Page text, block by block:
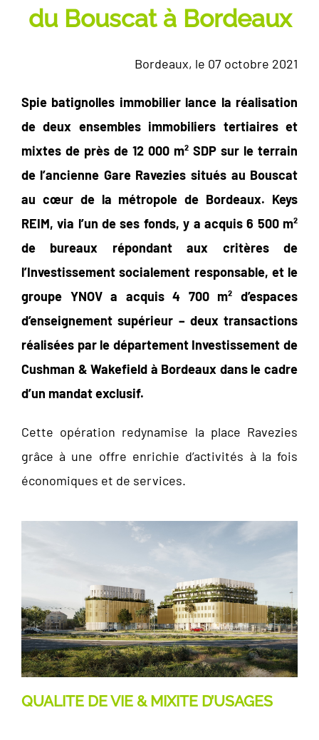
du Bouscat à Bordeaux
Bordeaux, le 07 octobre 2021
Spie batignolles immobilier lance la réalisation
de deux ensembles immobiliers tertiaires et
mixtes de près de 12 000 m² SDP sur le terrain
de l’ancienne Gare Ravezies situés au Bouscat
au cœur de la métropole de Bordeaux. Keys
REIM, via l’un de ses fonds, y a acquis 6 500 m²
de bureaux répondant aux critères de
l’Investissement socialement responsable, et le
groupe YNOV a acquis 4 700 m² d’espaces
d’enseignement supérieur – deux transactions
réalisées par le département Investissement de
Cushman & Wakefield à Bordeaux dans le cadre
d’un mandat exclusif.
Cette opération redynamise la place Ravezies
grâce à une offre enrichie d’activités à la fois
économiques et de services.
QUALITE DE VIE & MIXITE D’USAGES